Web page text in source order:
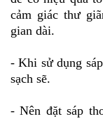
cảm giác thư
gian dài.
- Khi sử dụng
sạch sẽ.
- Nên đặt sáp